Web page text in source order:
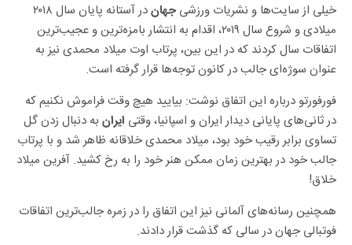
خیلی از سایت‌ها و نشریات ورزشی جهان
در آستانه پایان سال ۲۰۱۸
میلادی و شروع سال ۲۰۱۹، اقدام به انتشار بامزه‌ترین و عجیب‌ترین
اتفاقات سال کردند که در این بین، پرتاب اوت میلاد محمدی نیز به
عنوان سوژه‌ای جالب در کانون توجه‌ها قرار گرفته است.
فورفورتو درباره این اتفاق نوشت: بیایید هیچ وقت فراموش نکنیم که
در ثانی‌های پایانی دیدار ایران و اسپانیا، وقتی ایران به دنبال زدن گل
تساوی برابر رقیب خود بود، میلاد محمدی خلاقانه ظاهر شد و با پرتاب
جالب خود در بهترین زمان ممکن هنر خود را به رخ کشید. آفرین میلاد
خلاق!
همچنین رسانه‌های آلمانی نیز این اتفاق را در زمره جالب‌ترین اتفاقات
فوتبالی جهان در سالی که گذشت قرار دادند.